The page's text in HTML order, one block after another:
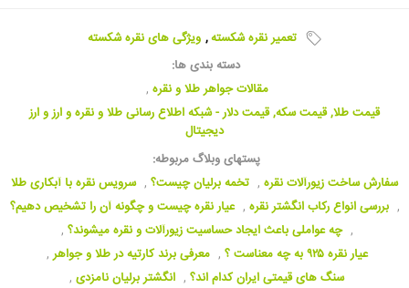
تعمیر نقره شکسته, ویژگی های نقره شکسته
دسته بندی ها:
مقالات جواهر طلا و نقره ,
قیمت طلا, قیمت سکه, قیمت دلار - شبکه اطلاع رسانی طلا و نقره و ارز و ارز
دیجیتال
پستهای وبلاگ مربوطه:
سفارش ساخت زیورآلات نقره , تخمه برلیان چیست؟ , سرویس نقره با آبکاری طلا
, بررسی انواع رکاب انگشتر نقره , عیار نقره چیست و چگونه آن را تشخیص دهیم؟
, چه عواملی باعث ایجاد حساسیت زیورآلات و نقره میشوند؟ ,
عیار نقره ۹۲۵ به چه معناست ؟
, معرفی برند کارتیه در طلا و جواهر ,
سنگ های قیمتی ایران کدام اند؟ , انگشتر برلیان نامزدی ,